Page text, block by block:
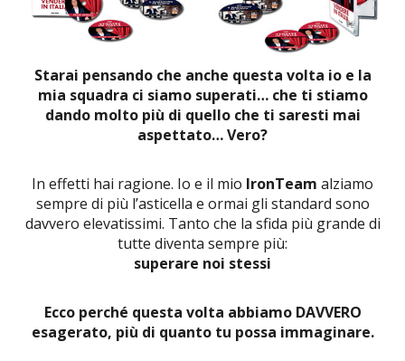
Starai pensando che anche questa volta io e la
mia squadra ci siamo superati… che ti stiamo
dando molto più di quello che ti saresti mai
aspettato… Vero?
In effetti hai ragione. Io e il mio IronTeam alziamo
sempre di più l’asticella e ormai gli standard sono
davvero elevatissimi. Tanto che la sfida più grande di
tutte diventa sempre più:
superare noi stessi
Ecco perché questa volta abbiamo DAVVERO
esagerato, più di quanto tu possa immaginare.